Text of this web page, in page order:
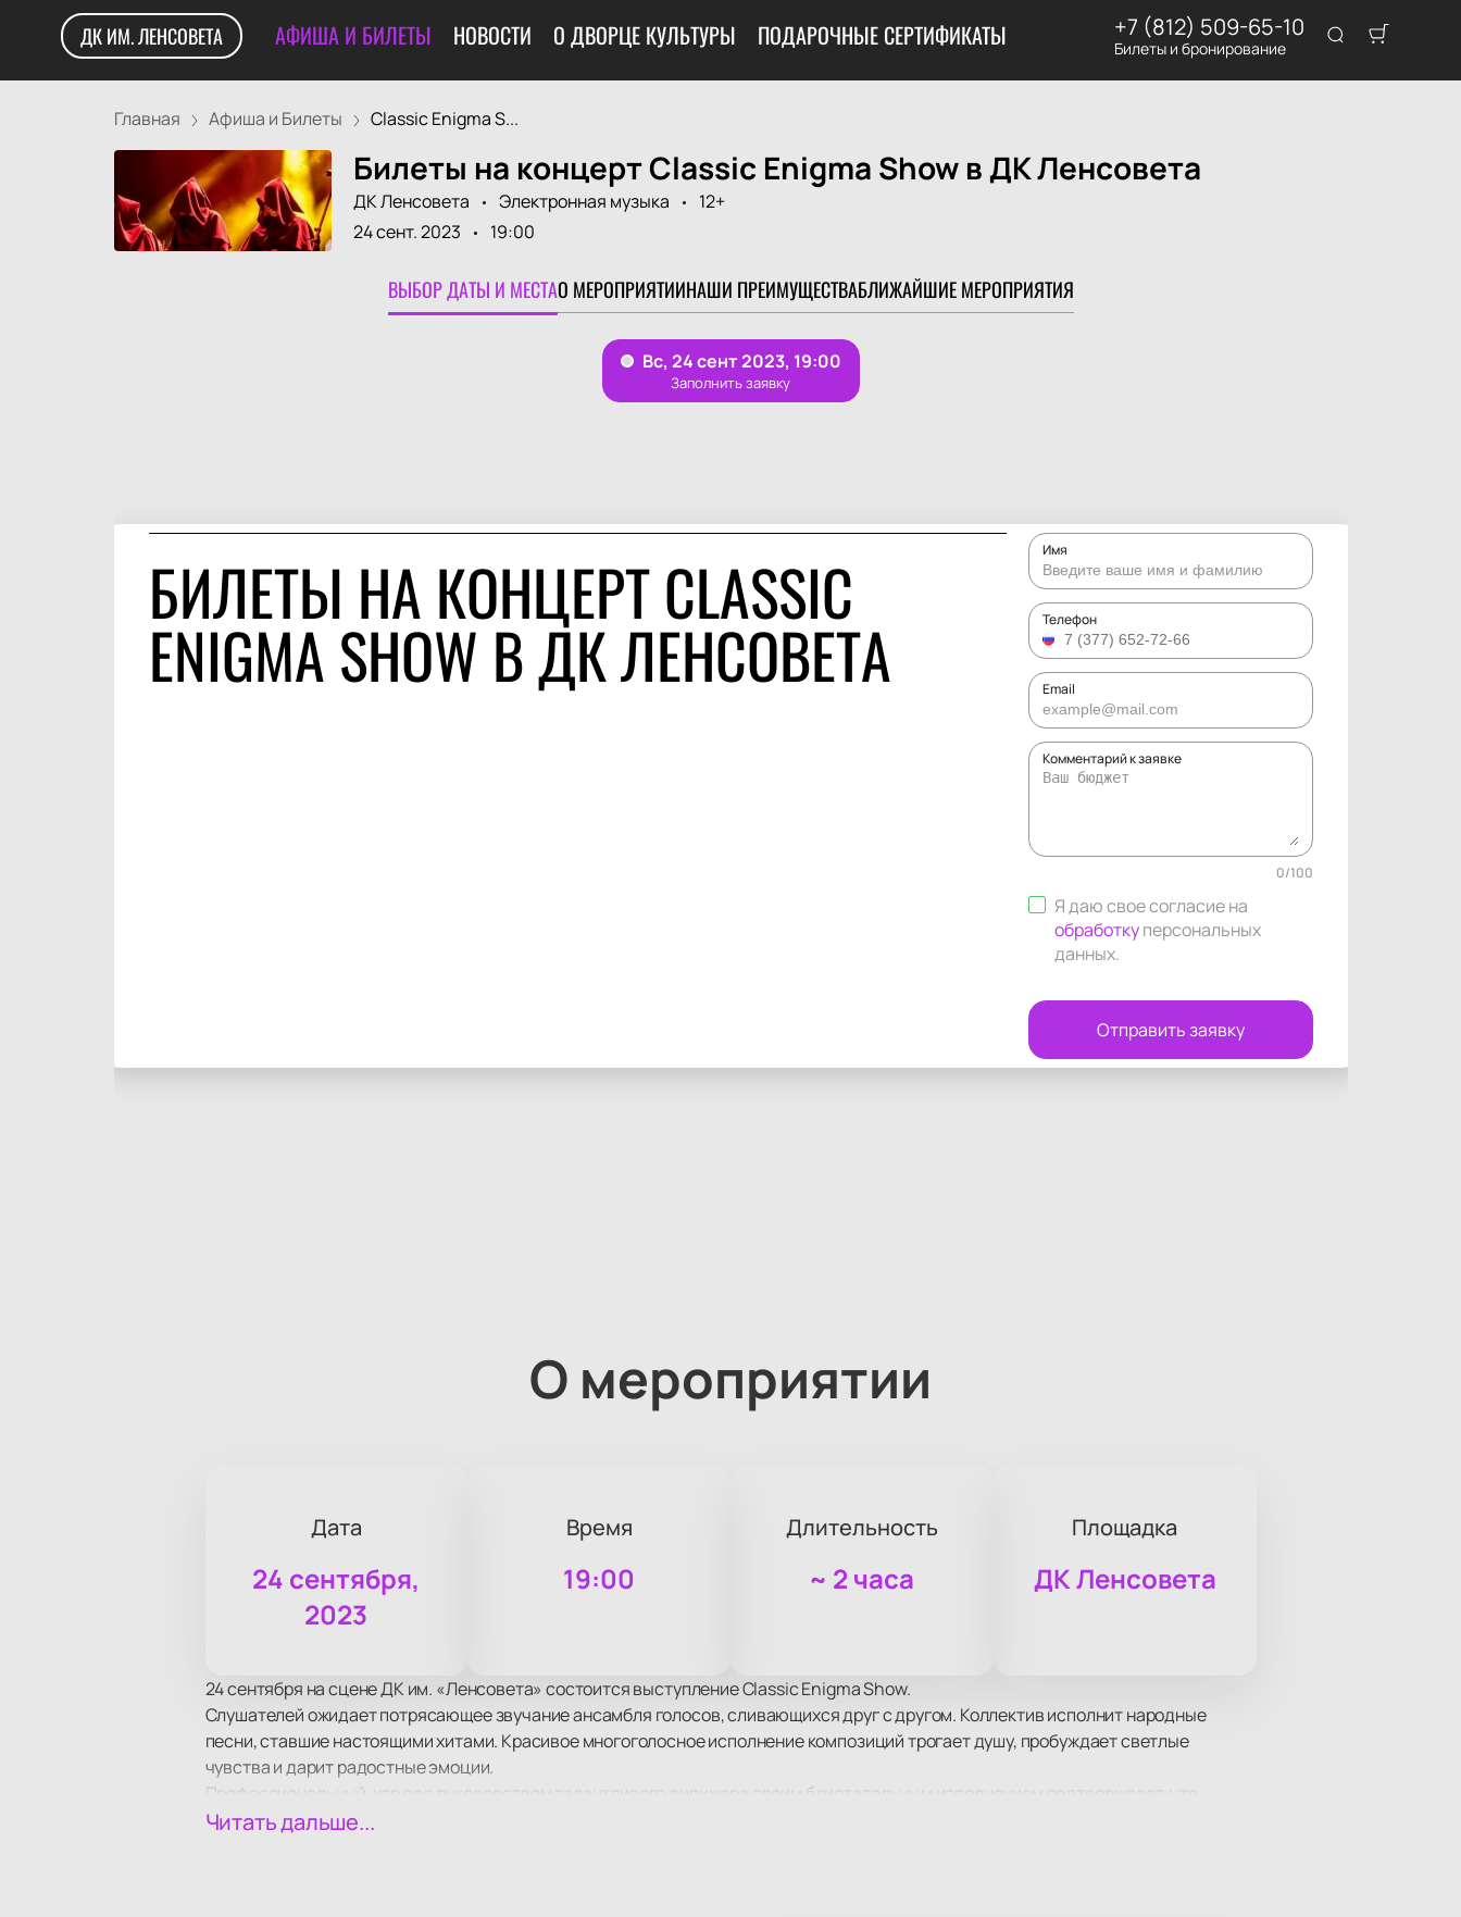
ДК ИМ. ЛЕНСОВЕТА АФИША И БИЛЕТЫ НОВОСТИ О ДВОРЦЕ КУЛЬТУРЫ ПОДАРОЧНЫЕ СЕРТИФИКАТЫ +7 (812) 509-65-10
Билеты и бронирование
Главная Афиша и Билеты Classic Enigma S...
Билеты на концерт Classic Enigma Show в ДК Ленсовета
ДК Ленсовета Электронная музыка
12+
24 сент. 2023
19:00
ВЫБОР ДАТЫ И МЕСТАО МЕРОПРИЯТИИНАШИ ПРЕИМУЩЕСТВАБЛИЖАЙШИЕ МЕРОПРИЯТИЯ
БИЛЕТЫ НА КОНЦЕРТ CLASSIC
ENIGMA SHOW В ДК ЛЕНСОВЕТА
Имя
Телефон
Email
Комментарий к заявке
0/100
Я даю свое согласие на
обработкуперсональных
данных.
Отправить заявку
О мероприятии
Дата
24 сентября,
2023
Время
19:00
Длительность
~ 2 часа
Площадка
ДК Ленсовета
24 сентября на сцене ДК им. «Ленсовета» состоится выступление Classic Enigma Show.
Слушателей ожидает потрясающее звучание ансамбля голосов, сливающихся друг с другом. Коллектив исполнит народные
песни, ставшие настоящими хитами. Красивое многоголосное исполнение композиций трогает душу, пробуждает светлые
чувства и дарит радостные эмоции.
Профессиональный хор под руководством талантливого дирижера своим блистательным исполнением подтверждает, что
хоровые певческие традиции не только не утеряны, но и активно развиваются.
Читать дальше...